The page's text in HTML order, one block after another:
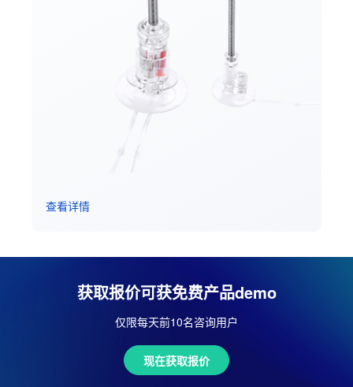
查看详情
获取报价可获免费产品demo
仅限每天前10名咨询用户
现在获取报价